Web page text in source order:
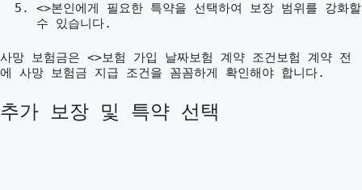
<>본인에게 필요한 특약을 선택하여 보장 범위를 강화할
수 있습니다.
사망 보험금은 <>보험 가입 날짜보험 계약 조건보험 계약 전
에 사망 보험금 지급 조건을 꼼꼼하게 확인해야 합니다.
추가 보장 및 특약 선택